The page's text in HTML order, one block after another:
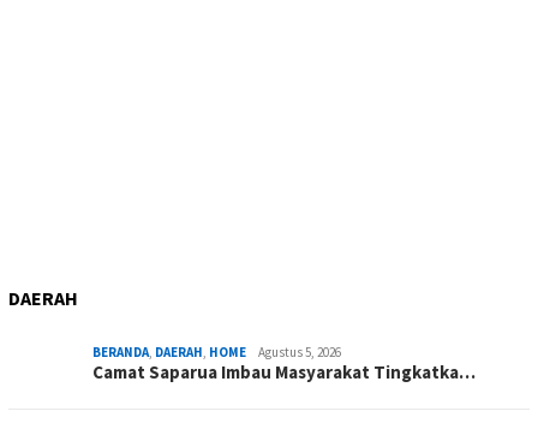
DAERAH
BERANDA, DAERAH, HOME Agustus 5, 2026
Camat Saparua Imbau Masyarakat Tingkatka…